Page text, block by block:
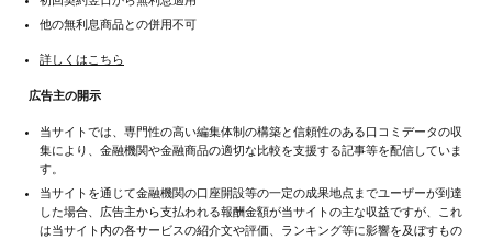
他の無利息商品との併用不可
詳しくはこちら
広告主の開示
当サイトでは、専門性の高い編集体制の構築と信頼性のある口コミデータの収
集により、金融機関や金融商品の適切な比較を支援する記事等を配信していま
す。
当サイトを通じて金融機関の口座開設等の一定の成果地点までユーザーが到達
した場合、広告主から支払われる報酬金額が当サイトの主な収益ですが、これ
は当サイト内の各サービスの紹介文や評価、ランキング等に影響を及ぼすもの